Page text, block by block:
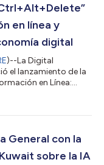
impacto en los
en línea y
digital
)--La Digital
el lanzamiento de la
en Línea:
coordinada de
la culminación
General con la
sobre la IA